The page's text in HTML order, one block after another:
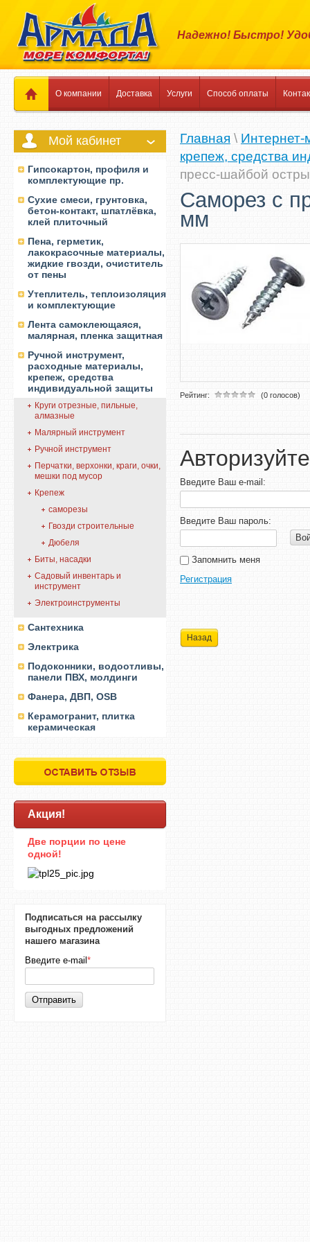
Надежно! Быстро!
О компании Доставка Услуги Способ оплаты
Мой кабинет
Гипсокартон, профиля и
комплектующие пр.
Сухие смеси, грунтовка,
бетон-контакт, шпатлёвка,
клей плиточный
Пена, герметик,
лакокрасочные материалы,
жидкие гвозди, очиститель
от пены
Утеплитель, теплоизоляция
и комплектующие
Лента самоклеющаяся,
малярная, пленка защитная
Ручной инструмент,
расходные материалы,
крепеж, средства
индивидуальной защиты
Круги отрезные, пильные,
алмазные
Малярный инструмент
Ручной инструмент
Перчатки, верхонки, краги, очки,
мешки под мусор
Крепеж
саморезы
Гвозди строительные
Дюбеля
Биты, насадки
Садовый инвентарь и
инструмент
Электроинструменты
Сантехника
Электрика
Подоконники, водоотливы,
панели ПВХ, молдинги
Фанера, ДВП, OSB
Керамогранит, плитка
керамическая
Акция!
Две порции по цене
одной!
Подписаться на рассылку
выгодных предложений
нашего магазина
Введите e-mail *
Отправить
Главная \ Интернет-
крепеж, средства
пресс-шайбой
Саморез с
мм
Рейтинг: (0 голосов)
Введите Ваш e-mail:
Введите Ваш пароль:
Запомнить меня
Регистрация
Назад